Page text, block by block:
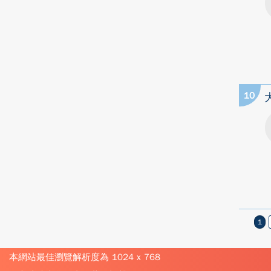
10
1
本網站最佳瀏覽解析度為 1024 x 768